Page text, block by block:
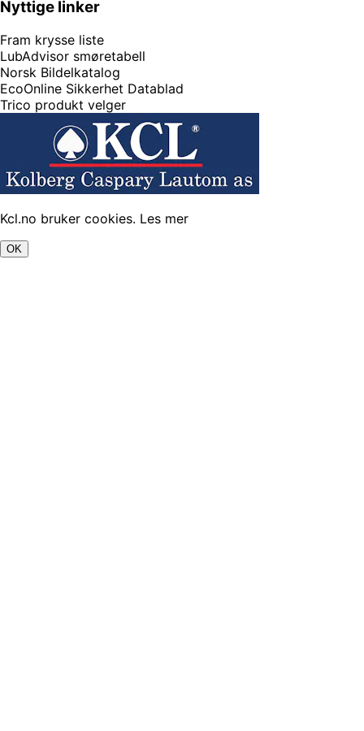
Nyttige linker
Fram krysse liste
LubAdvisor smøretabell
Norsk Bildelkatalog
EcoOnline Sikkerhet Datablad
Trico produkt velger
Kcl.no bruker cookies. Les mer
OK